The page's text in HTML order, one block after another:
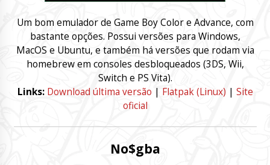
Um bom emulador de Game Boy Color e Advance, com
bastante opções. Possui versões para Windows,
MacOS e Ubuntu, e também há versões que rodam via
homebrew em consoles desbloqueados (3DS, Wii,
Switch e PS Vita).
Links: Download última versão | Flatpak (Linux) | Site
oficial
No$gba